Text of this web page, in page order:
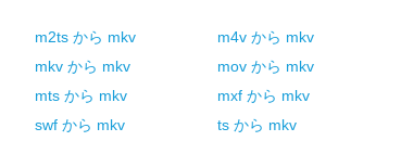
m2ts から mkv m4v から mkv
mkv から mkv mov から mkv
mts から mkv mxf から mkv
swf から mkv ts から mkv